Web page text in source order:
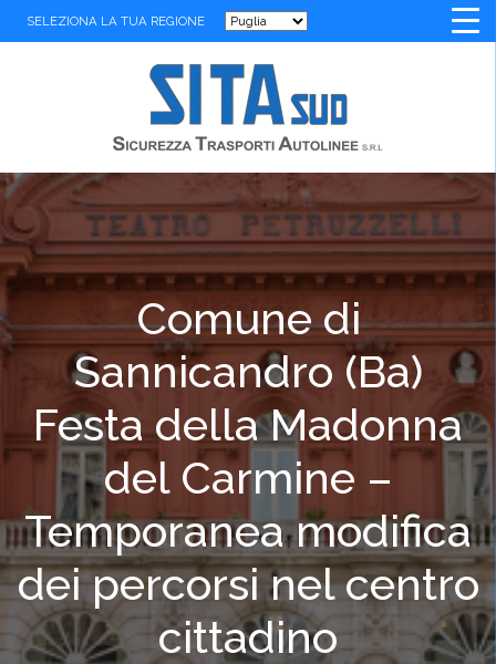
SELEZIONA LA TUA REGIONE
Comune di
Sannicandro (Ba)
Festa della Madonna
del Carmine –
Temporanea modifica
dei percorsi nel centro
cittadino